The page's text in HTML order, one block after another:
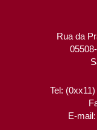
Rua da
Tel:
E-mail: